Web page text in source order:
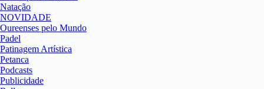
Natação
NOVIDADE
Oureenses pelo Mundo
Padel
Patinagem Artística
Petanca
Podcasts
Publicidade